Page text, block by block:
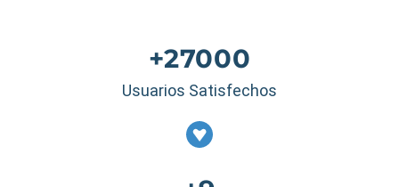
+27000
Usuarios Satisfechos